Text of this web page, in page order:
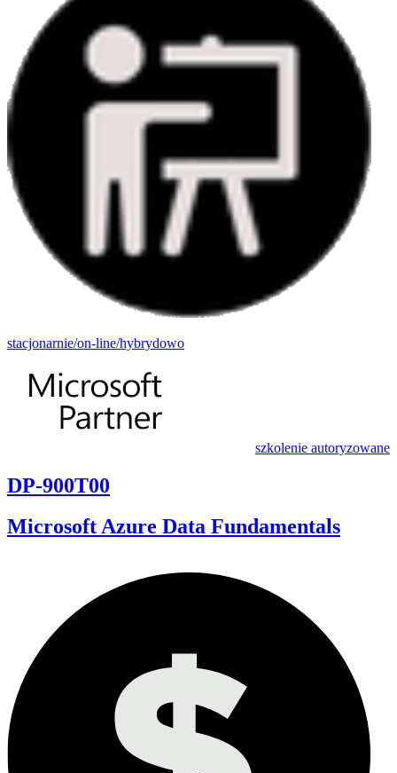
stacjonarnie/on-line/hybrydowo
szkolenie autoryzowane
DP-900T00
Microsoft Azure Data Fundamentals